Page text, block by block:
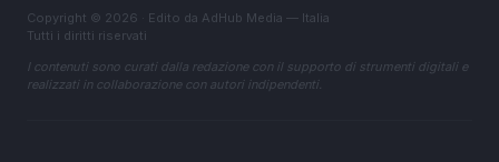
Copyright © 2026 · Edito da AdHub Media — Italia
Tutti i diritti riservati
I contenuti sono curati dalla redazione con il supporto di strumenti digitali e
realizzati in collaborazione con autori indipendenti.